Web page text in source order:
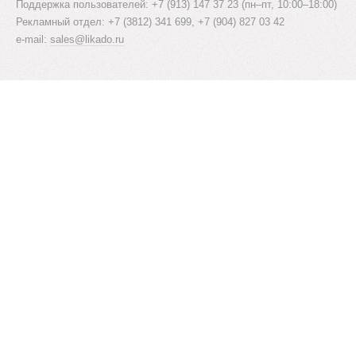
Поддержка пользователей: +7 (913) 147 37 23 (пн–пт, 10:00–18:00)
Рекламный отдел: +7 (3812) 341 699, +7 (904) 827 03 42
e-mail: sales@likado.ru